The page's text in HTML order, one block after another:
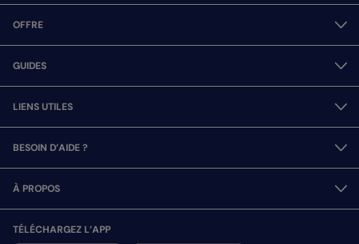
OFFRE
GUIDES
LIENS UTILES
BESOIN D’AIDE ?
À PROPOS
TÉLÉCHARGEZ L’APP